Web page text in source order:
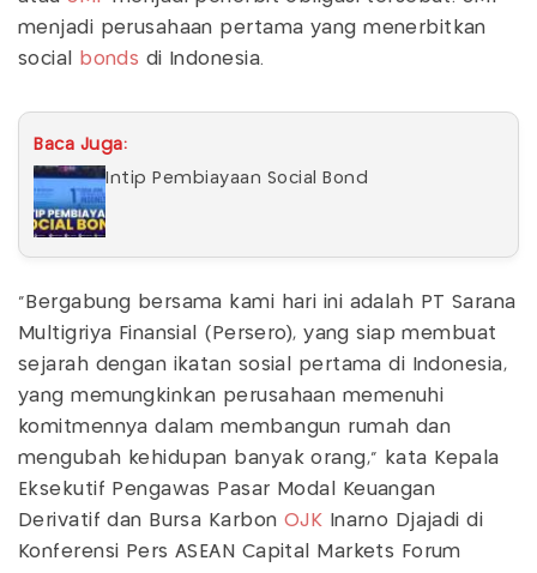
menjadi perusahaan pertama yang menerbitkan
social
bonds di Indonesia.
Baca Juga:
Intip Pembiayaan Social Bond
"Bergabung bersama kami hari ini adalah PT Sarana
Multigriya Finansial (Persero), yang siap membuat
sejarah dengan ikatan sosial pertama di Indonesia,
yang memungkinkan perusahaan memenuhi
komitmennya dalam membangun rumah dan
mengubah kehidupan banyak orang," kata Kepala
Eksekutif Pengawas Pasar Modal Keuangan
Derivatif dan Bursa Karbon OJK Inarno Djajadi di
Konferensi Pers ASEAN Capital Markets Forum